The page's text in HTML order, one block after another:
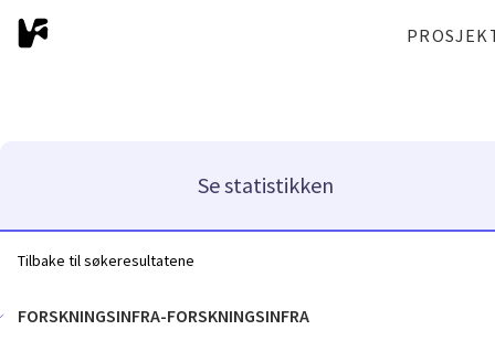
Se statistikken
Tilbake til søkeresultatene
FORSKNINGSINFRA-FORSKNINGSINFRA